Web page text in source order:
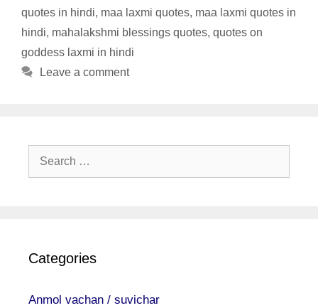
quotes in hindi, maa laxmi quotes, maa laxmi quotes in
hindi, mahalakshmi blessings quotes, quotes on
goddess laxmi in hindi
Leave a comment
Search
Categories
Anmol vachan / suvichar